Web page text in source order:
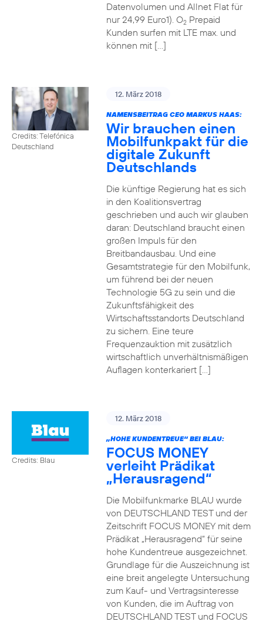
Datenvolumen und Allnet Flat für
nur 24,99 Euro1). O2Prepaid
Kunden surfen mit LTE max. und
können mit […]
Credits: Telefónica
Deutschland
12. März 2018
NAMENSBEITRAG CEO MARKUS HAAS:
Wir brauchen einen
Mobilfunkpakt für die
digitale Zukunft
Deutschlands
Die künftige Regierung hat es sich
in den Koalitionsvertrag
geschrieben und auch wir glauben
daran: Deutschland braucht einen
großen Impuls für den
Breitbandausbau. Und eine
Gesamtstrategie für den Mobilfunk,
um führend bei der neuen
Technologie 5G zu sein und die
Zukunftsfähigkeit des
Wirtschaftsstandorts Deutschland
zu sichern. Eine teure
Frequenzauktion mit zusätzlich
wirtschaftlich unverhältnismäßigen
Auflagen konterkariert […]
Credits: Blau
12. März 2018
„HOHE KUNDENTREUE“ BEI BLAU:
FOCUS MONEY
verleiht Prädikat
„Herausragend“
Die Mobilfunkmarke BLAU wurde
von DEUTSCHLAND TEST und der
Zeitschrift FOCUS MONEY mit dem
Prädikat „Herausragend“ für seine
hohe Kundentreue ausgezeichnet.
Grundlage für die Auszeichnung ist
eine breit angelegte Untersuchung
zum Kauf- und Vertragsinteresse
von Kunden, die im Auftrag von
DEUTSCHLAND TEST und FOCUS